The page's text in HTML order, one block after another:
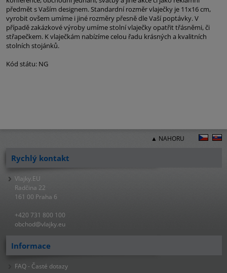
předmět s Vaším designem. Standardní rozměr vlaječky je 11x16 cm,
vyrobit ovšem umíme i jiné rozměry přesně dle Vaší poptávky. V
případě zakázkové výroby umíme stolní vlaječky opatřit třásněmi, či
střapečkem. K vlaječkám nabízíme celou řadu krásných a kvalitních
stolních stojánků.
Kód státu: NG
▲ NAHORU
Rychlý kontakt
Vlajky.EU
Radčina 22
161 00 Praha 6
+420 731 800 100
obchod@vlajky.eu
Informace
FAQ - Časté dotazy